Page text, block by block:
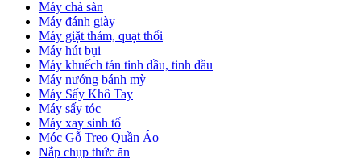
Máy chà sàn
Máy đánh giày
Máy giặt thảm, quạt thổi
Máy hút bụi
Máy khuếch tán tinh dầu, tinh dầu
Máy nướng bánh mỳ
Máy Sấy Khô Tay
Máy sấy tóc
Máy xay sinh tố
Móc Gỗ Treo Quần Áo
Nắp chụp thức ăn